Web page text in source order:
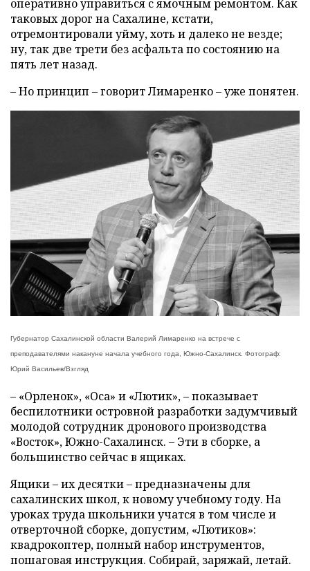
оперативно управиться с ямочным ремонтом. Как
таковых дорог на Сахалине, кстати,
отремонтировали уйму, хоть и далеко не везде;
ну, так две трети без асфальта по состоянию на
пять лет назад.
– Но принцип – говорит Лимаренко – уже понятен.
Губернатор Сахалинской области Валерий Лимаренко на встрече с
преподавателями накануне начала учебного года, Южно-Сахалинск. Фотограф:
Юрий Васильев/Взгляд
– «Орленок», «Оса» и «Лютик», – показывает
беспилотники островной разработки задумчивый
молодой сотрудник дронового производства
«Восток», Южно-Сахалинск. – Эти в сборке, а
большинство сейчас в ящиках.
Ящики – их десятки – предназначены для
сахалинских школ, к новому учебному году. На
уроках труда школьники учатся в том числе и
отверточной сборке, допустим, «Лютиков»:
квадрокоптер, полный набор инструментов,
пошаговая инструкция. Собирай, заряжай, летай.